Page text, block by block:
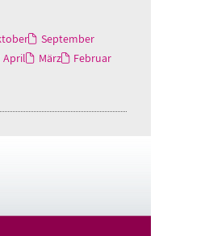
September
April März
Februar